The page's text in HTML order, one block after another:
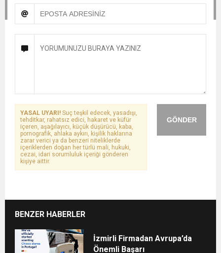
GÖNDER
YASAL UYARI! Suç teşkil edecek, yasadışı,
tehditkar, rahatsız edici, hakaret ve küfür
içeren, aşağılayıcı, küçük düşürücü, kaba,
pornografik, ahlaka aykırı, kişilik haklarına
zarar verici ya da benzeri niteliklerde
içeriklerden doğan her türlü mali, hukuki,
cezai, idari sorumluluk içeriği gönderen
kişiye aittir.
BENZER HABERLER
İzmirli Firmadan Avrupa’da
Önemli Başarı